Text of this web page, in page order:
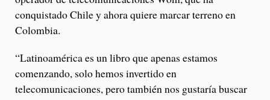
conquistado Chile y ahora quiere marcar terreno en
Colombia.
“Latinoamérica es un libro que apenas estamos
comenzando, solo hemos invertido en
telecomunicaciones, pero también nos gustaría buscar